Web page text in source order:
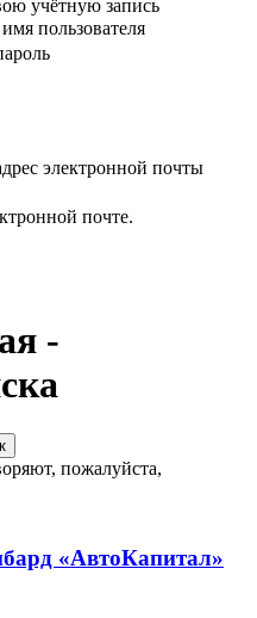
учётную запись
пользователя
электронной почты
почте.
-
пожалуйста,
«АвтоКапитал»